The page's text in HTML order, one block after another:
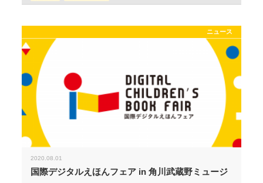
ニュース
2020.08.01
国際デジタルえほんフェア in 角川武蔵野ミュージ